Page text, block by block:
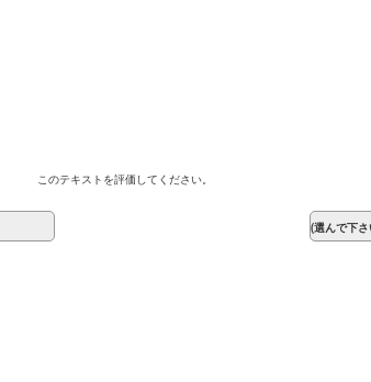
このテキストを評価してください。